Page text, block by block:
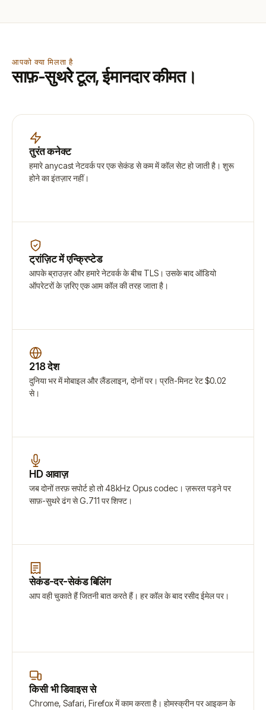
आपको क्या मिलता है
साफ़-सुथरे टूल, ईमानदार कीमत।
तुरंत कनेक्ट
हमारे anycast नेटवर्क पर एक सेकंड से कम में कॉल सेट हो जाती है। शुरू
होने का इंतज़ार नहीं।
ट्रांज़िट में एन्क्रिप्टेड
आपके ब्राउज़र और हमारे नेटवर्क के बीच TLS। उसके बाद ऑडियो
ऑपरेटरों के ज़रिए एक आम कॉल की तरह जाता है।
218 देश
दुनिया भर में मोबाइल और लैंडलाइन, दोनों पर। प्रति-मिनट रेट $0.02
से।
HD आवाज़
जब दोनों तरफ़ सपोर्ट हो तो 48kHz Opus codec। ज़रूरत पड़ने पर
साफ़-सुथरे ढंग से G.711 पर शिफ्ट।
सेकंड-दर-सेकंड बिलिंग
आप वही चुकाते हैं जितनी बात करते हैं। हर कॉल के बाद रसीद ईमेल पर।
किसी भी डिवाइस से
Chrome, Safari, Firefox में काम करता है। होमस्क्रीन पर आइकन के